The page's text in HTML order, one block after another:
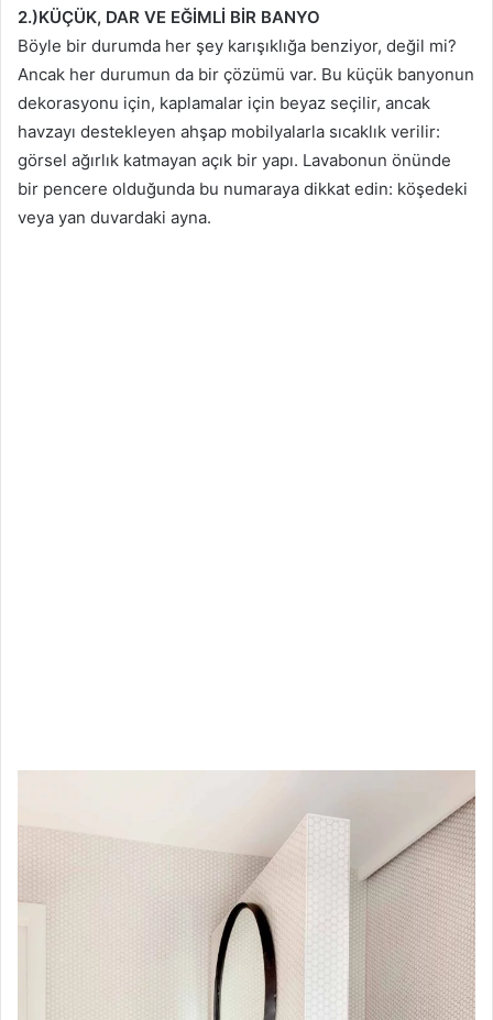
2.)KÜÇÜK, DAR VE EĞİMLİ BİR BANYO
Böyle bir durumda her şey karışıklığa benziyor, değil mi?
Ancak her durumun da bir çözümü var. Bu küçük banyonun
dekorasyonu için, kaplamalar için beyaz seçilir, ancak
havzayı destekleyen ahşap mobilyalarla sıcaklık verilir:
görsel ağırlık katmayan açık bir yapı. Lavabonun önünde
bir pencere olduğunda bu numaraya dikkat edin: köşedeki
veya yan duvardaki ayna.